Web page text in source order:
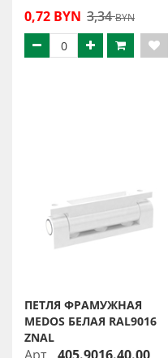
0,72 BYN 3,34BYN
ПЕТЛЯ ФРАМУЖНАЯ
MEDOS БЕЛАЯ RAL9016
ZNAL